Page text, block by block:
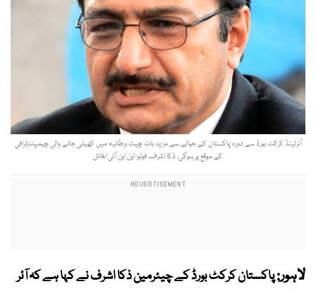
آئرلینڈ کرکٹ بورڈ سے دورہ پاکستان کے حوالے سے مزید بات چیت برطانیہ میں کھیلی جانے والی چیمپئنزٹرافی
کے موقع پر ہوگی، ذکا اشرف۔ فوٹو: این این آئی/فائل
لاہور:پاکستان کرکٹ بورڈ کے چیئرمین ذکا اشرف نے کہا ہے کہ آئر